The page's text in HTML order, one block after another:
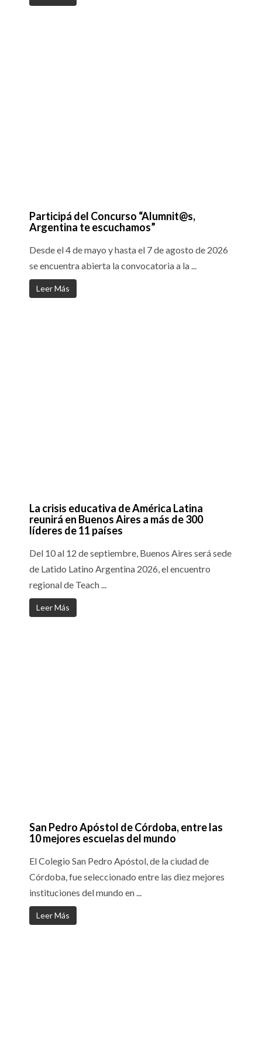
Participá del Concurso “Alumnit@s,
Argentina te escuchamos”
Desde el 4 de mayo y hasta el 7 de agosto de 2026
se encuentra abierta la convocatoria a la ...
Leer Más
La crisis educativa de América Latina
reunirá en Buenos Aires a más de 300
líderes de 11 países
Del 10 al 12 de septiembre, Buenos Aires será sede
de Latido Latino Argentina 2026, el encuentro
regional de Teach ...
Leer Más
San Pedro Apóstol de Córdoba, entre las
10 mejores escuelas del mundo
El Colegio San Pedro Apóstol, de la ciudad de
Córdoba, fue seleccionado entre las diez mejores
instituciones del mundo en ...
Leer Más